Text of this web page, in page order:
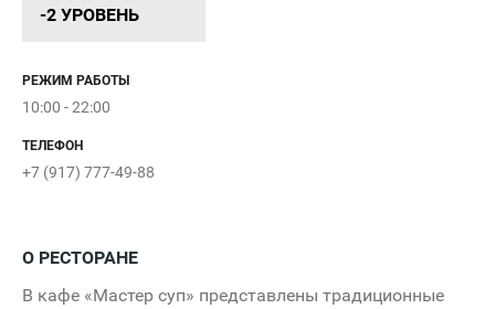
-2 УРОВЕНЬ
РЕЖИМ РАБОТЫ
10:00 - 22:00
ТЕЛЕФОН
+7 (917) 777-49-88
О РЕСТОРАНЕ
В кафе «Мастер суп» представлены традиционные